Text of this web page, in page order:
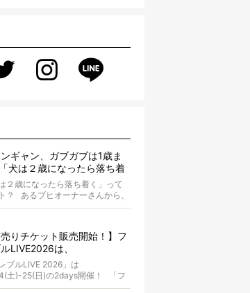
ギャン、ガブガブは1歳ま
犬は２歳になったら落ち着
という都市伝説は本当？
は２歳になったら落ち着く」って
？ あるブヒオーナーさんから、
質問がありました。...
売りチケット販売開始！】フ
LIVE2026は、
土)-25(日)開催！フレブル
のキャンプ・前夜祭・バス
も新登場!?
レブルLIVE 2026」は
土)-25(日)の2days開催！ 「フ
LIV...